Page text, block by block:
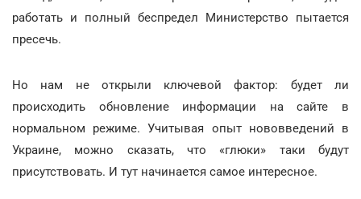
работать и полный беспредел Министерство пытается
пресечь.
Но нам не открыли ключевой фактор: будет ли
происходить обновление информации на сайте в
нормальном режиме. Учитывая опыт нововведений в
Украине, можно сказать, что «глюки» таки будут
присутствовать. И тут начинается самое интересное.